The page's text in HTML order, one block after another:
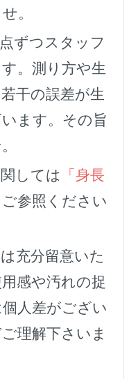
。
ずつスタッフ
。測り方や生
干の誤差が生
ます。その旨
しては
「身長
ご参照ください
充分留意いた
感や汚れの捉
人差がござい
理解下さいま